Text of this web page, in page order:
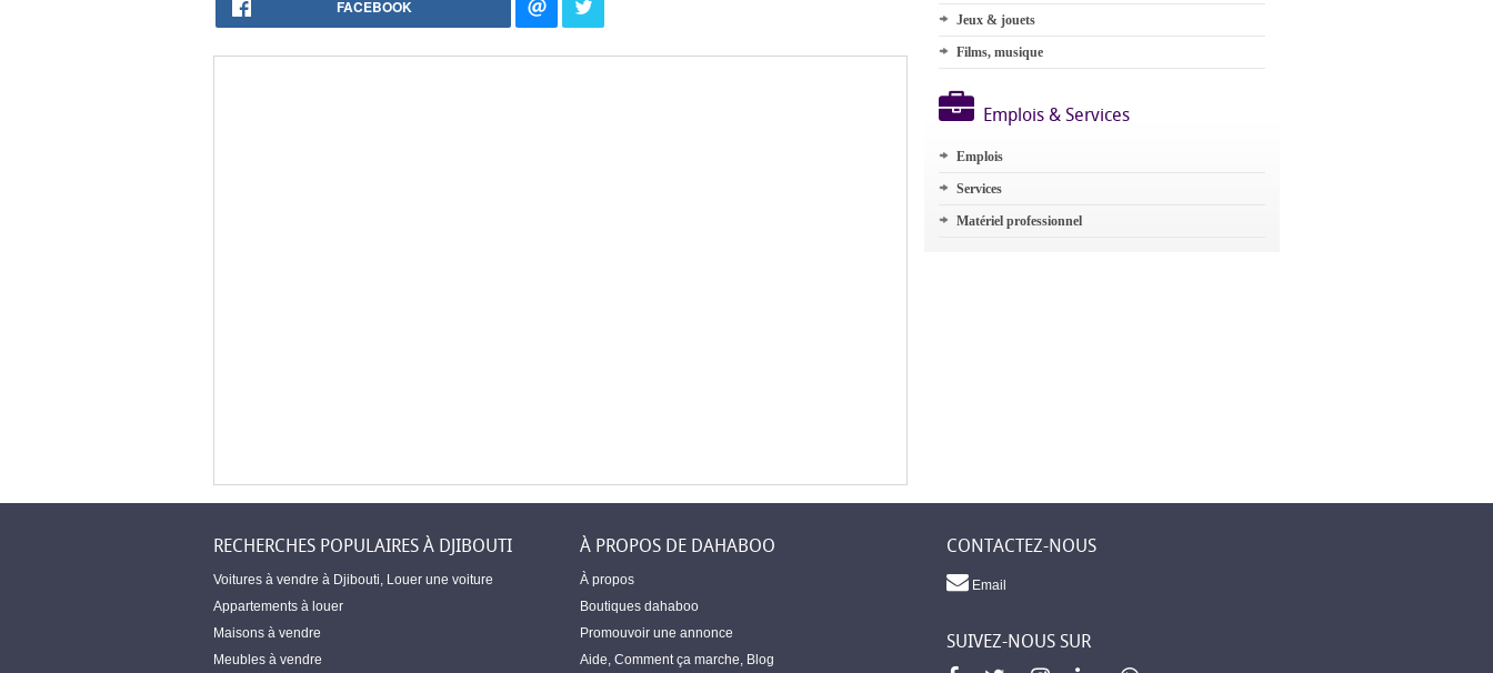
FACEBOOK
Jeux & jouets
Films, musique
Emplois & Services
Emplois
Services
Matériel professionnel
RECHERCHES POPULAIRES À DJIBOUTI
Voitures à vendre à Djibouti Louer une voiture
Appartements à louer
Maisons à vendre
Meubles à vendre
À PROPOS DE DAHABOO
À propos
Boutiques dahaboo
Promouvoir une annonce
Aide Comment ça marche Blog
CONTACTEZ-NOUS
Email
SUIVEZ-NOUS SUR